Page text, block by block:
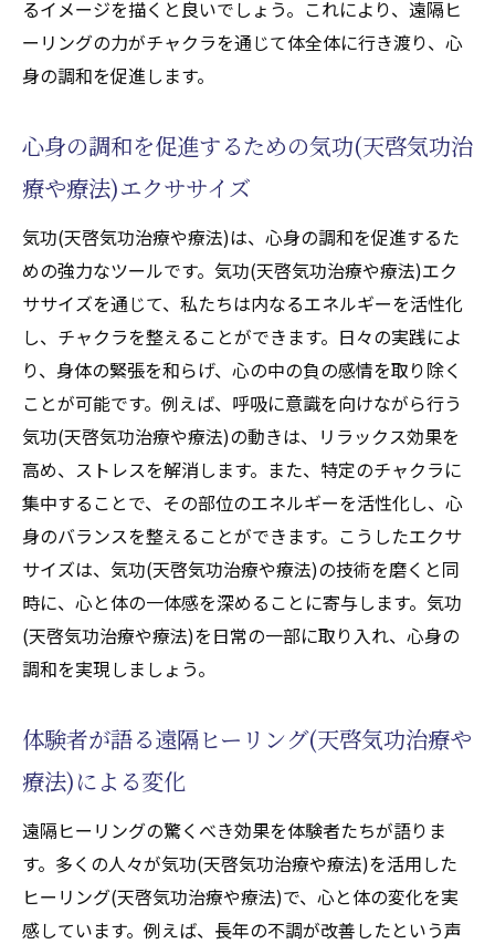
るイメージを描くと良いでしょう。これにより、遠隔ヒ
ーリングの力がチャクラを通じて体全体に行き渡り、心
身の調和を促進します。
心身の調和を促進するための気功(天啓気功治
療や療法)エクササイズ
気功(天啓気功治療や療法)は、心身の調和を促進するた
めの強力なツールです。気功(天啓気功治療や療法)エク
ササイズを通じて、私たちは内なるエネルギーを活性化
し、チャクラを整えることができます。日々の実践によ
り、身体の緊張を和らげ、心の中の負の感情を取り除く
ことが可能です。例えば、呼吸に意識を向けながら行う
気功(天啓気功治療や療法)の動きは、リラックス効果を
高め、ストレスを解消します。また、特定のチャクラに
集中することで、その部位のエネルギーを活性化し、心
身のバランスを整えることができます。こうしたエクサ
サイズは、気功(天啓気功治療や療法)の技術を磨くと同
時に、心と体の一体感を深めることに寄与します。気功
(天啓気功治療や療法)を日常の一部に取り入れ、心身の
調和を実現しましょう。
体験者が語る遠隔ヒーリング(天啓気功治療や
療法)による変化
遠隔ヒーリングの驚くべき効果を体験者たちが語りま
す。多くの人々が気功(天啓気功治療や療法)を活用した
ヒーリング(天啓気功治療や療法)で、心と体の変化を実
感しています。例えば、長年の不調が改善したという声